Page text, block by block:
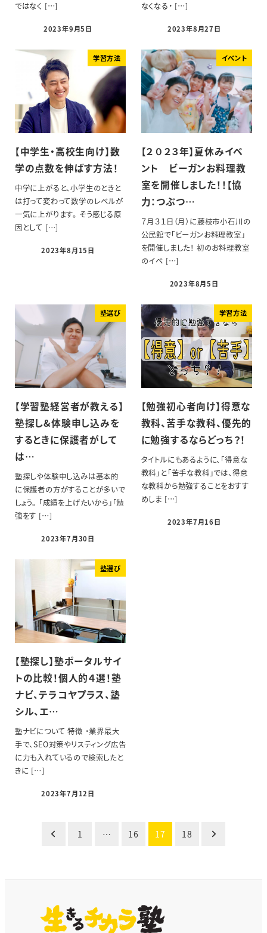
ではなく […]
2023年9月5日
なくなる・ […]
2023年8月27日
学習方法
【中学生・高校生向け】数
学の点数を伸ばす方法！
中学に上がると、小学生のときと
は打って変わって数学のレベルが
一気に上がります。 そう感じる原
因として […]
2023年8月15日
イベント
【２０２３年】夏休みイベ
ント ビーガンお料理教
室を開催しました！！【協
力：つぶつ…
７月３１日（月）に藤枝市小石川の
公民館で「ビーガンお料理教室」
を開催しました！ 初のお料理教室
のイベ […]
2023年8月5日
塾選び
【学習塾経営者が教える】
塾探し&体験申し込みを
するときに保護者がして
は…
塾探しや体験申し込みは基本的
に保護者の方がすることが多いで
しょう。 「成績を上げたいから」「勉
強をす […]
2023年7月30日
学習方法
【勉強初心者向け】得意な
教科、苦手な教科、優先的
に勉強するならどっち？！
タイトルにもあるように、「得意な
教科」と「苦手な教科」では、得意
な教科から勉強することをおすす
めしま […]
2023年7月16日
塾選び
【塾探し】塾ポータルサイ
トの比較！個人的４選！塾
ナビ、テラコヤプラス、塾
シル、エ…
塾ナビについて 特徴 ・業界最大
手で、SEO対策やリスティング広告
に力も入れているので検索したと
きに […]
2023年7月12日
1 … 16 17 18